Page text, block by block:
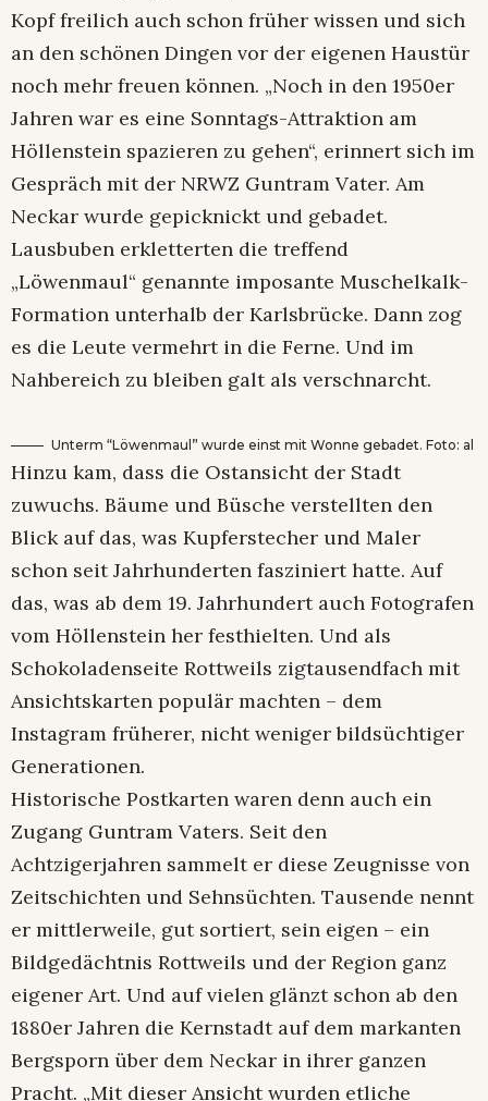
Kopf freilich auch schon früher wissen und sich
an den schönen Dingen vor der eigenen Haustür
noch mehr freuen können. „Noch in den 1950er
Jahren war es eine Sonntags-Attraktion am
Höllenstein spazieren zu gehen“, erinnert sich im
Gespräch mit der NRWZ Guntram Vater. Am
Neckar wurde gepicknickt und gebadet.
Lausbuben erkletterten die treffend
„Löwenmaul“ genannte imposante Muschelkalk-
Formation unterhalb der Karlsbrücke. Dann zog
es die Leute vermehrt in die Ferne. Und im
Nahbereich zu bleiben galt als verschnarcht.
Unterm “Löwenmaul” wurde einst mit Wonne gebadet. Foto: al
Hinzu kam, dass die Ostansicht der Stadt
zuwuchs. Bäume und Büsche verstellten den
Blick auf das, was Kupferstecher und Maler
schon seit Jahrhunderten fasziniert hatte. Auf
das, was ab dem 19. Jahrhundert auch Fotografen
vom Höllenstein her festhielten. Und als
Schokoladenseite Rottweils zigtausendfach mit
Ansichtskarten populär machten – dem
Instagram früherer, nicht weniger bildsüchtiger
Generationen.
Historische Postkarten waren denn auch ein
Zugang Guntram Vaters. Seit den
Achtzigerjahren sammelt er diese Zeugnisse von
Zeitschichten und Sehnsüchten. Tausende nennt
er mittlerweile, gut sortiert, sein eigen – ein
Bildgedächtnis Rottweils und der Region ganz
eigener Art. Und auf vielen glänzt schon ab den
1880er Jahren die Kernstadt auf dem markanten
Bergsporn über dem Neckar in ihrer ganzen
Pracht. „Mit dieser Ansicht wurden etliche